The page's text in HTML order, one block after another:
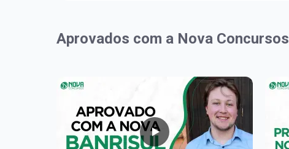
Aprovados com a Nova Concursos